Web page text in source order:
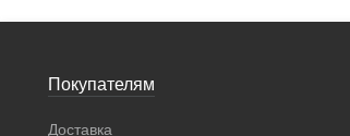
Покупателям
Доставка